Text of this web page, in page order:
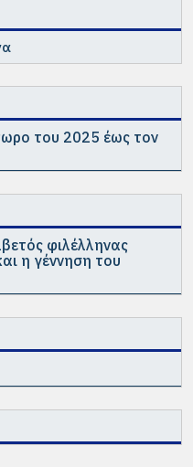
του 2025 έως τον
φιλέλληνας
η γέννηση του